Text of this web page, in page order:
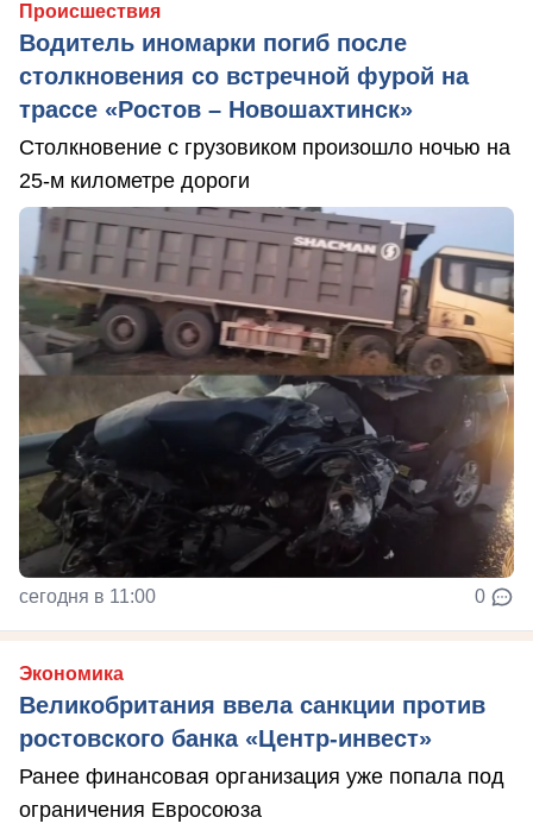
Происшествия
Водитель иномарки погиб после
столкновения со встречной фурой на
трассе «Ростов – Новошахтинск»
Столкновение с грузовиком произошло ночью на
25-м километре дороги
сегодня в 11:00 0
Экономика
Великобритания ввела санкции против
ростовского банка «Центр-инвест»
Ранее финансовая организация уже попала под
ограничения Евросоюза